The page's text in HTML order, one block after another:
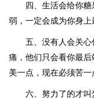
四、生活会给你
弱，一定会成为你身上
五、没有人会关
痛，他们只会看你最
美一点，现在必须苦一
六、努力了的才